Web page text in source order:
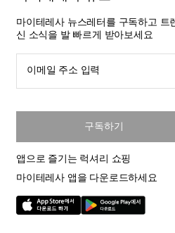
마이테레사 뉴스레터를 구독하고 트
신 소식을 발 빠르게 받아보세요
이메일 주소 입력
구독하기
앱으로 즐기는 럭셔리 쇼핑
마이테레사 앱을 다운로드하세요